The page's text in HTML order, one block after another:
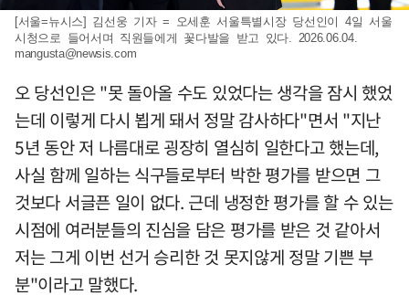
[서울=뉴시스] 김선웅 기자 = 오세훈 서울특별시장 당선인이 4일 서울
시청으로 들어서며 직원들에게 꽃다발을 받고 있다. 2026.06.04.
mangusta@newsis.com
오 당선인은 "못 돌아올 수도 있었다는 생각을 잠시 했었
는데 이렇게 다시 뵙게 돼서 정말 감사하다"면서 "지난
5년 동안 저 나름대로 굉장히 열심히 일한다고 했는데,
사실 함께 일하는 식구들로부터 박한 평가를 받으면 그
것보다 서글픈 일이 없다. 근데 냉정한 평가를 할 수 있는
시점에 여러분들의 진심을 담은 평가를 받은 것 같아서
저는 그게 이번 선거 승리한 것 못지않게 정말 기쁜 부
분"이라고 말했다.